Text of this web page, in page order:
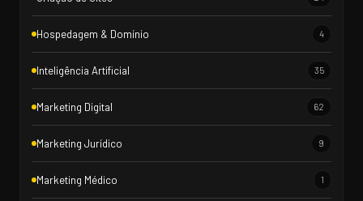
Hospedagem & Domínio 4
Inteligência Artificial 35
Marketing Digital 62
Marketing Jurídico 9
Marketing Médico 1